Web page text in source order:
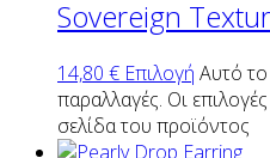
Sovereign
14,80 € Επιλογή Αυτό
παραλλαγές. Οι
σελίδα του προϊόντος